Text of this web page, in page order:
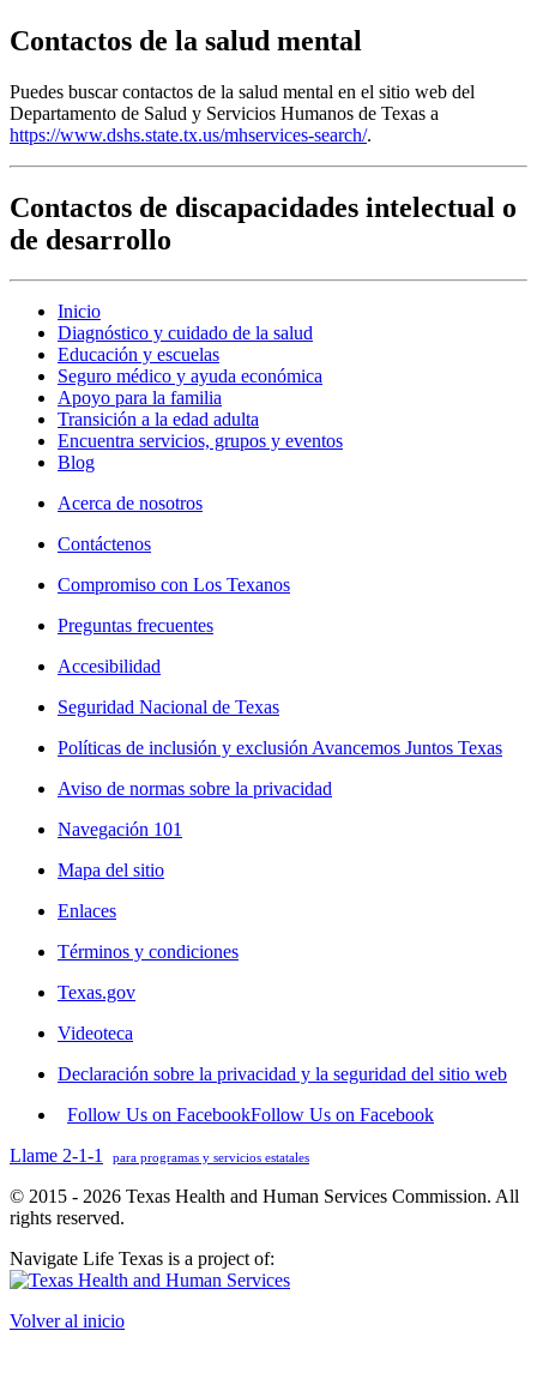
Contactos de la salud mental
Puedes buscar contactos de la salud mental en el sitio web del
Departamento de Salud y Servicios Humanos de Texas a
https://www.dshs.state.tx.us/mhservices-search/.
Contactos de discapacidades intelectual o
de desarrollo
Inicio
Diagnóstico y cuidado de la salud
Educación y escuelas
Seguro médico y ayuda económica
Apoyo para la familia
Transición a la edad adulta
Encuentra servicios, grupos y eventos
Blog
Acerca de nosotros
Contáctenos
Compromiso con Los Texanos
Preguntas frecuentes
Accesibilidad
Seguridad Nacional de Texas
Políticas de inclusión y exclusión Avancemos Juntos Texas
Aviso de normas sobre la privacidad
Navegación 101
Mapa del sitio
Enlaces
Términos y condiciones
Texas.gov
Videoteca
Declaración sobre la privacidad y la seguridad del sitio web
Follow Us on FacebookFollow Us on Facebook
Llame 2-1-1
para programas y servicios estatales
© 2015 - 2026 Texas Health and Human Services Commission. All
rights reserved.
Navigate Life Texas is a project of:
Volver al inicio